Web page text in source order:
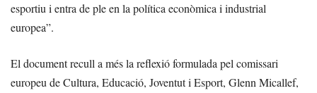
esportiu i entra de ple en la política econòmica i industrial
europea”.
El document recull a més la reflexió formulada pel comissari
europeu de Cultura, Educació, Joventut i Esport, Glenn Micallef,